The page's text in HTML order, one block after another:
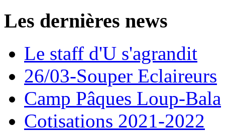
Les dernières news
Le staff d'U s'agrandit
26/03-Souper Eclaireurs
Camp Pâques Loup-Bala
Cotisations 2021-2022